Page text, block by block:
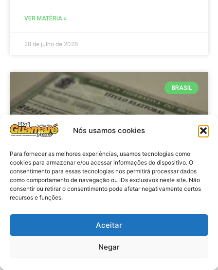
Nós usamos cookies
Para fornecer as melhores experiências, usamos tecnologias como
cookies para armazenar e/ou acessar informações do dispositivo. O
consentimento para essas tecnologias nos permitirá processar dados
como comportamento de navegação ou IDs exclusivos neste site. Não
consentir ou retirar o consentimento pode afetar negativamente certos
recursos e funções.
Aceitar
Negar
VER MATÉRIA »
28 de julho de 2026
BRASIL
Brasil: Policia Federal investiga
antes das eleições